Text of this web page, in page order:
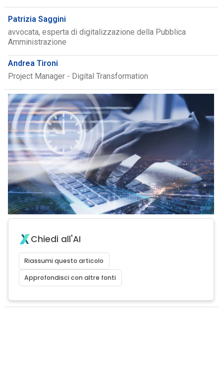
Patrizia Saggini
avvocata, esperta di digitalizzazione della Pubblica
Amministrazione
Andrea Tironi
Project Manager - Digital Transformation
Chiedi all'AI
Riassumi questo articolo
Approfondisci con altre fonti